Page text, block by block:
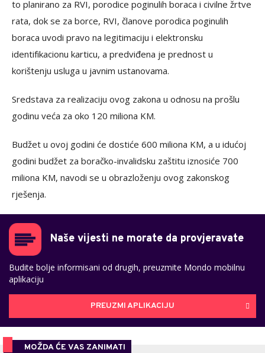
to planirano za RVI, porodice poginulih boraca i civilne žrtve
rata, dok se za borce, RVI, članove porodica poginulih
boraca uvodi pravo na legitimaciju i elektronsku
identifikacionu karticu, a predviđena je prednost u
korištenju usluga u javnim ustanovama.
Sredstava za realizaciju ovog zakona u odnosu na prošlu
godinu veća za oko 120 miliona KM.
Budžet u ovoj godini će dostiće 600 miliona KM, a u idućoj
godini budžet za boračko-invalidsku zaštitu iznosiće 700
miliona KM, navodi se u obrazloženju ovog zakonskog
rješenja.
Naše vijesti ne morate da provjeravate
Budite bolje informisani od drugih, preuzmite Mondo mobilnu
aplikaciju
PREUZMI APLIKACIJU
MOŽDA ĆE VAS ZANIMATI